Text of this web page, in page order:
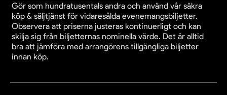
Gör som hundratusentals andra och använd vår säkra
köp & säljtjänst för vidaresålda evenemangsbiljetter.
Observera att priserna justeras kontinuerligt och kan
skilja sig från biljetternas nominella värde. Det är alltid
bra att jämföra med arrangörens tillgängliga biljetter
innan köp.